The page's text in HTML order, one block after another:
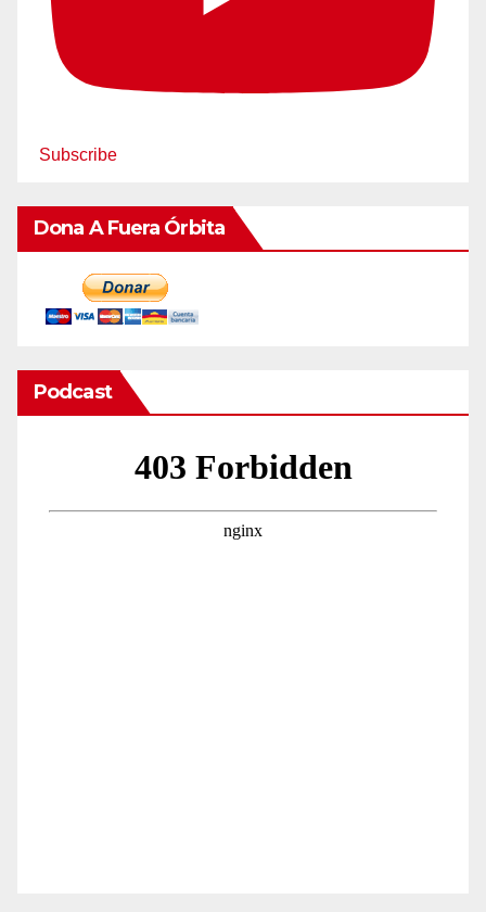
Subscribe
Dona A Fuera Órbita
Podcast